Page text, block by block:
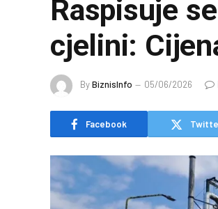
Raspisuje
cjelini:
ByBiznisInfo 05/06/2026
Facebook